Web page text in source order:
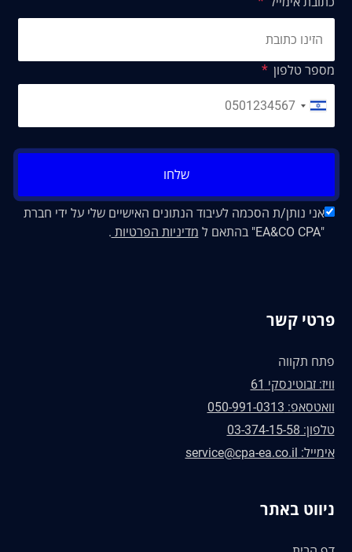
מספר טלפון
שלחו
אני נותן/ת הסכמה לעיבוד הנתונים האישיים שלי על ידי חברת
"EA&CO CPA" בהתאם ל
מדיניות הפרטיות .
פרטי קשר
פתח תקווה
וויז: זבוטינסקי 61
וואטסאפ: 050-991-0313
טלפון: 03-374-15-58
אימייל: service@cpa-ea.co.il
ניווט באתר